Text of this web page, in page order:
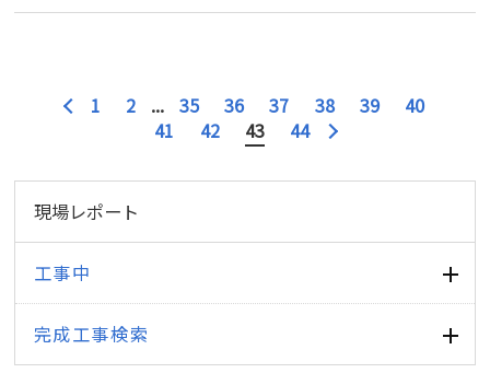
1 2 ... 35 36 37 38 39
40
41
42 43 44
現場レポート
工事中
完成工事検索